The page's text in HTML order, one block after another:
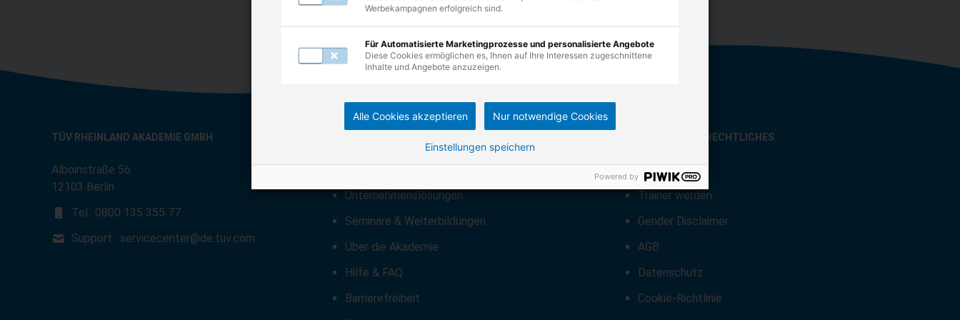
TÜV RHEINLAND AKADEMIE GMBH
Alboinstraße 56
12103 Berlin
Tel.: 0800 135 355 77
Support: servicecenter@de.tuv.com
Unternehmenslösungen
Seminare & Weiterbildungen
Über die Akademie
Hilfe & FAQ
Barrierefreiheit
SONSTIGES & RECHTLICHES
Karriere
Trainer werden
Gender Disclaimer
AGB
Datenschutz
Cookie-Richtlinie
Werbekampagnen erfolgreich sind.
Für Automatisierte Marketingprozesse und personalisierte Angebote
Diese Cookies ermöglichen es, Ihnen auf Ihre Interessen zugeschnittene
Inhalte und Angebote anzuzeigen.
Alle Cookies akzeptieren Nur notwendige Cookies
Einstellungen speichern
Powered by